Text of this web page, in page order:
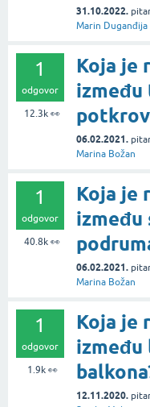
31.10.2022.
Marin Duganđija
1
odgovor
12.3k 👀
Koja je
između
06.02.2021.
Marina Božan
1
odgovor
40.8k 👀
Koja je
između
06.02.2021.
Marina Božan
1
odgovor
1.9k👀
Koja je
između
12.11.2020.